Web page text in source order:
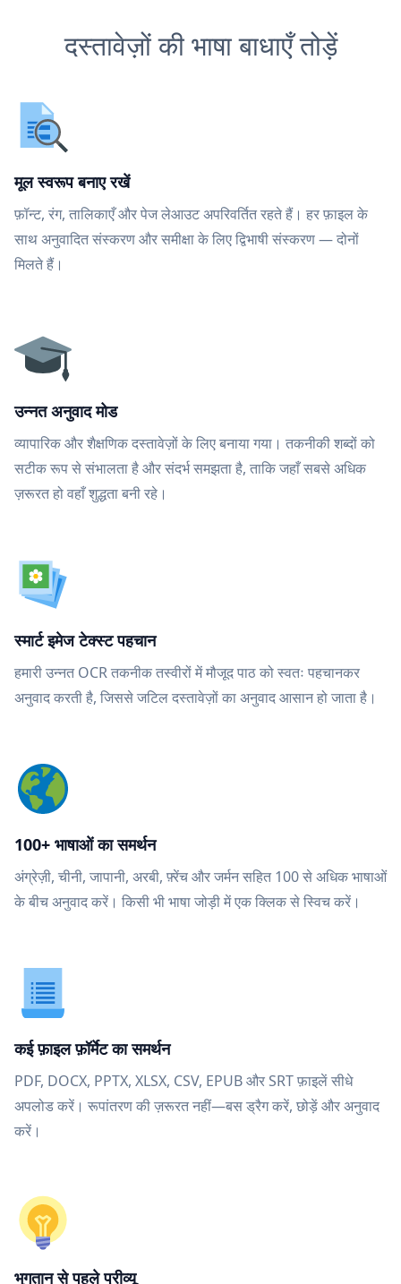
दस्तावेज़ों की भाषा बाधाएँ तोड़ें
मूल स्वरूप बनाए रखें
फ़ॉन्ट, रंग, तालिकाएँ और पेज लेआउट अपरिवर्तित रहते हैं। हर फ़ाइल के
साथ अनुवादित संस्करण और समीक्षा के लिए द्विभाषी संस्करण — दोनों
मिलते हैं।
उन्नत अनुवाद मोड
व्यापारिक और शैक्षणिक दस्तावेज़ों के लिए बनाया गया। तकनीकी शब्दों को
सटीक रूप से संभालता है और संदर्भ समझता है, ताकि जहाँ सबसे अधिक
ज़रूरत हो वहाँ शुद्धता बनी रहे।
स्मार्ट इमेज टेक्स्ट पहचान
हमारी उन्नत OCR तकनीक तस्वीरों में मौजूद पाठ को स्वतः पहचानकर
अनुवाद करती है, जिससे जटिल दस्तावेज़ों का अनुवाद आसान हो जाता है।
100+ भाषाओं का समर्थन
अंग्रेज़ी, चीनी, जापानी, अरबी, फ़्रेंच और जर्मन सहित 100 से अधिक भाषाओं
के बीच अनुवाद करें। किसी भी भाषा जोड़ी में एक क्लिक से स्विच करें।
कई फ़ाइल फ़ॉर्मेट का समर्थन
PDF, DOCX, PPTX, XLSX, CSV, EPUB और SRT फ़ाइलें सीधे
अपलोड करें। रूपांतरण की ज़रूरत नहीं—बस ड्रैग करें, छोड़ें और अनुवाद
करें।
भुगतान से पहले प्रीव्यू